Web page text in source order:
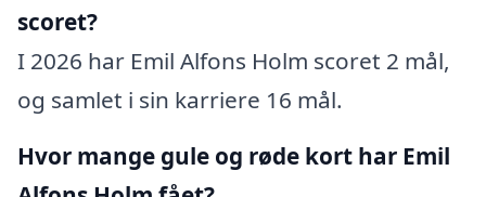
scoret?
I 2026 har Emil Alfons Holm scoret 2 mål,
og samlet i sin karriere 16 mål.
Hvor mange gule og røde kort har Emil